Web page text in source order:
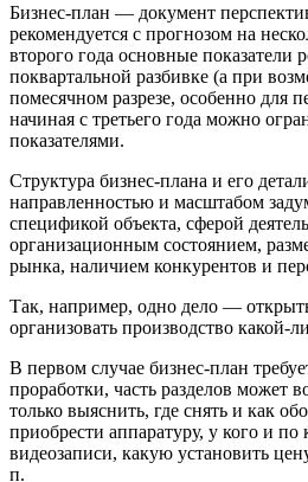
Бизнес-план — документ
рекомендуется с прогнозом на
второго года основные показатели
поквартальной разбивке (а при
помесячном разрезе, особенно для
начиная с третьего года можно
показателями.
Структура бизнес-плана и его
направленностью и масштабом
спецификой объекта, сферой
организационным состоянием,
рынка, наличием конкурентов и
Так, например, одно дело —
организовать производство какой-
В первом случае бизнес-план
проработки, часть разделов может
только выяс­нить, где снять и как
приобрести аппаратуру, у кого и по
видеозаписи, какую установить
п.